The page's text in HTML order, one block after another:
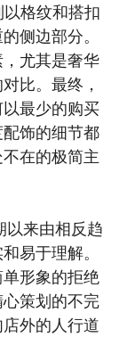
格纹和搭扣
侧边部分。
尤其是奢华
比。最终，
最少的购买
饰的细节都
在的极简主
来由相反趋
易于理解。
形象的拒绝
策划的不完
外的人行道